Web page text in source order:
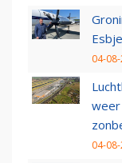
04-
weer
04-